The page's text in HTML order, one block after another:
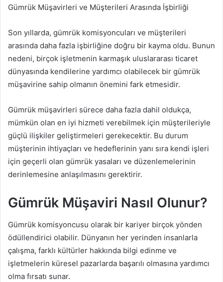
Gümrük Müşavirleri ve Müşterileri Arasında İşbirliği
Son yıllarda, gümrük komisyoncuları ve müşterileri
arasında daha fazla işbirliğine doğru bir kayma oldu. Bunun
nedeni, birçok işletmenin karmaşık uluslararası ticaret
dünyasında kendilerine yardımcı olabilecek bir gümrük
müşavirine sahip olmanın önemini fark etmesidir.
Gümrük müşavirleri sürece daha fazla dahil oldukça,
mümkün olan en iyi hizmeti verebilmek için müşterileriyle
güçlü ilişkiler geliştirmeleri gerekecektir. Bu durum
müşterinin ihtiyaçları ve hedeflerinin yanı sıra kendi işleri
için geçerli olan gümrük yasaları ve düzenlemelerinin
derinlemesine anlaşılmasını gerektirir.
Gümrük Müşaviri Nasıl Olunur?
Gümrük komisyoncusu olarak bir kariyer birçok yönden
ödüllendirici olabilir. Dünyanın her yerinden insanlarla
çalışma, farklı kültürler hakkında bilgi edinme ve
işletmelerin küresel pazarlarda başarılı olmasına yardımcı
olma fırsatı sunar.